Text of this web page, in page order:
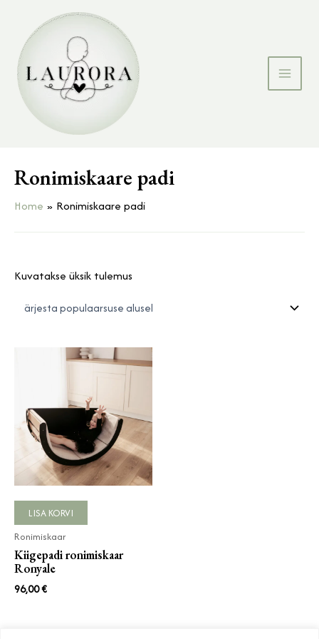
content
Ronimiskaare padi
Home Ronimiskaare padi
Kuvatakse üksik tulemus
LISA KORVI
Ronimiskaar
Kiigepadi ronimiskaar
Ronyale
96,00€